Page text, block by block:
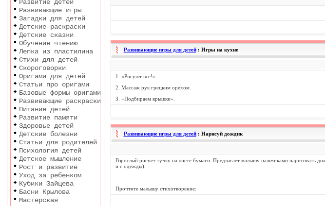
детейРазвитие детей
Развивающие игры
Загадки для детей
Детские раскраски
Детские сказки
Обучение чтению
Лепка из пластилина
Стихи для детей
Скороговорки
Оригами для детей
Статьи про оригами
Базовые формы оригами
Развивающие раскраски
Питание детей
Развитие памяти
Здоровье детей
Детские болезни
Статьи для родителей
Психология детей
Детское мышление
Рост и развитие
Уход за ребенком
Кубики Зайцева
Басни Крылова
Мастерская
Развивающие игры для детей : Игры на кухне
1. «Рисуют все!»
2. Массаж рук грецким орехом.
3. «Подбираем крышки».
Развивающие игры для детей : Нарисуй дождик
Взрослый рисует тучку на листе бумаги. Предлагает малышу пальчиками нарисовать
и с одежды).
Прочтите малышу стихотворение: